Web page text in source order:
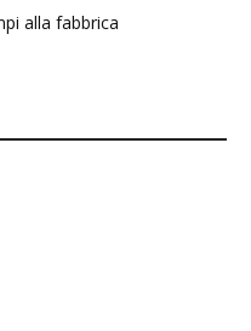
alla fabbrica